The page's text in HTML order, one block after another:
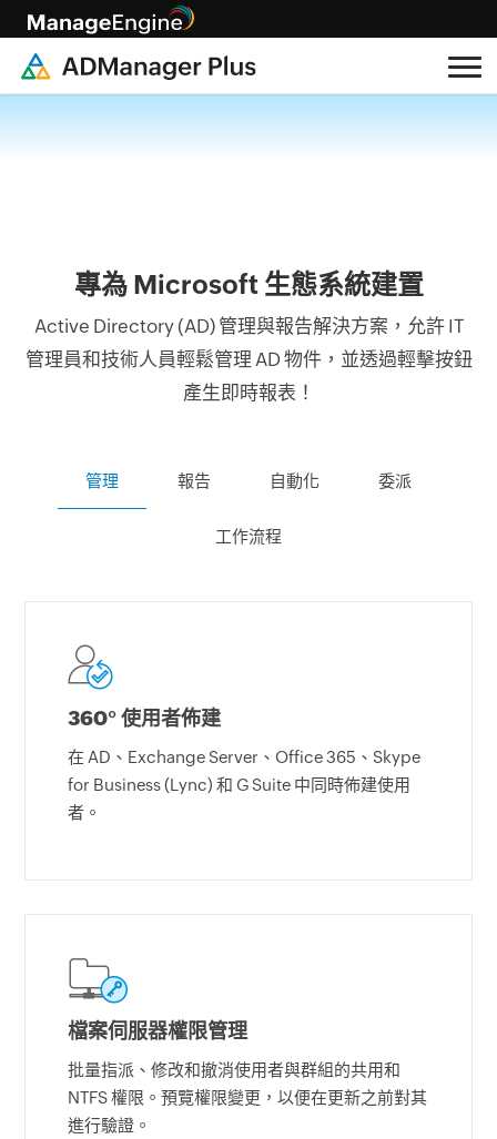
專為 Microsoft 生態系統建置
Active Directory (AD) 管理與報告解決方案，允許 IT
管理員和技術人員輕鬆管理 AD 物件，並透過輕擊按鈕
產生即時報表！
管理 報告 自動化 委派
工作流程
360° 使用者佈建
在 AD、Exchange Server、Office 365、Skype
for Business (Lync) 和 G Suite 中同時佈建使用
者。
檔案伺服器權限管理
批量指派、修改和撤消使用者與群組的共用和
NTFS 權限。預覽權限變更，以便在更新之前對其
進行驗證。